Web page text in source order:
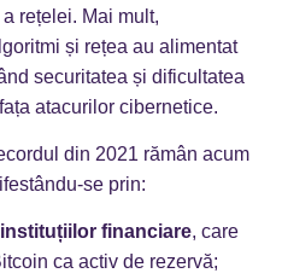
rețelei. Mai mult,
și rețea au alimentat
securitatea și dificultatea
atacurilor cibernetice.
din 2021 rămân acum
se prin:
financiare, care
ca activ de rezervă;